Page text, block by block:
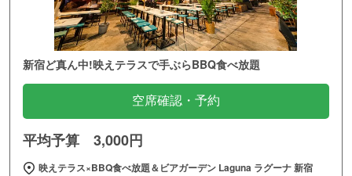
新宿ど真ん中!映えテラスで手ぶらBBQ食べ放題
空席確認・予約
平均予算 3,000円
映えテラス×BBQ食べ放題＆ビアガーデン Laguna ラグーナ 新宿